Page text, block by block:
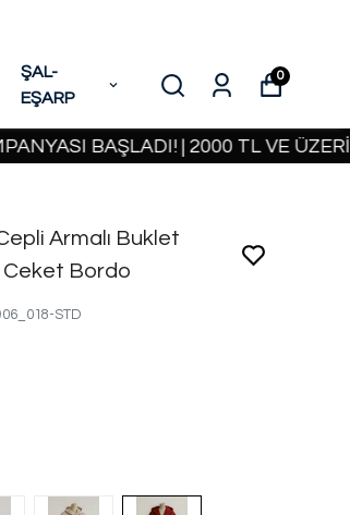
ŞAL-
EŞARP
0
BAŞLADI! | 2000 TL VE ÜZERİ
Armalı Buklet
Ceket Bordo
STD